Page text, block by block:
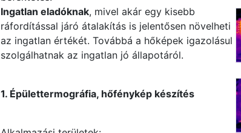
Ingatlan eladóknak, mivel akár egy kisebb
ráfordítással járó átalakítás is jelentősen növelheti
az ingatlan értékét. Továbbá a hőképek igazolásul
szolgálhatnak az ingatlan jó állapotáról.
1. Épülettermográfia, hőfénykép készítés